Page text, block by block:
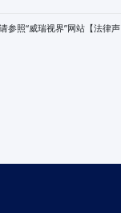
参照“威瑞视界”网站【法律声